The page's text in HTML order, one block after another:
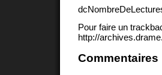
Pour faire un
http://
Commentaires